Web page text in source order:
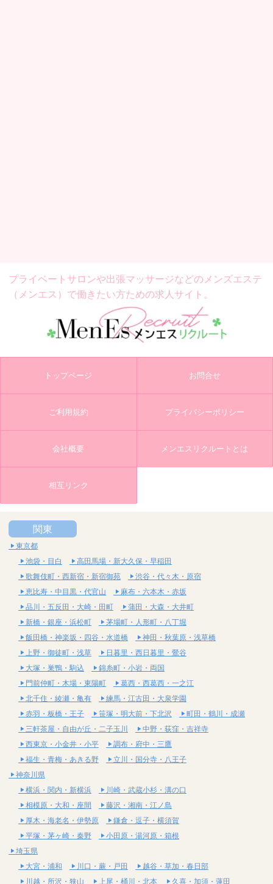
プライベートサロンや出張マッサージなどの メンズエステ
（メンエス）で働きたい方ための求人サイト。
トップページ お問合せ
ご利用規約 プライバシーポリシー
会社概要 メンエスリクルートとは
相互リンク
関東
東京都
池袋・目白
高田馬場・新大久保・早稲田
歌舞伎町・西新宿・新宿御苑
渋谷・代々木・原宿
恵比寿・中目黒・代官山
麻布・六本木・赤坂
品川・五反田・大崎・田町
蒲田・大森・大井町
新橋・銀座・浜松町
茅場町・人形町・八丁堀
飯田橋・神楽坂・四谷・水道橋
神田・秋葉原・浅草橋
上野・御徒町・浅草
日暮里・西日暮里・鶯谷
大塚・巣鴨・駒込
錦糸町・小岩・両国
門前仲町・木場・東陽町
葛西・西葛西・一之江
北千住・綾瀬・亀有
練馬・江古田・大泉学園
赤羽・板橋・王子
笹塚・明大前・下北沢
町田・鶴川・成瀬
三軒茶屋・自由が丘・二子玉川
中野・荻窪・吉祥寺
西東京・小金井・小平
調布・府中・三鷹
福生・青梅・あきる野
立川・国分寺・八王子
神奈川県
横浜・関内・新横浜
川崎・武蔵小杉・溝の口
相模原・大和・座間
藤沢・湘南・江ノ島
厚木・海老名・伊勢原
鎌倉・逗子・横須賀
平塚・茅ヶ崎・秦野
小田原・湯河原・箱根
埼玉県
大宮・浦和
川口・蕨・戸田
越谷・草加・春日部
川越・所沢・狭山
上尾・桶川・北本 久喜・加須・蓮田